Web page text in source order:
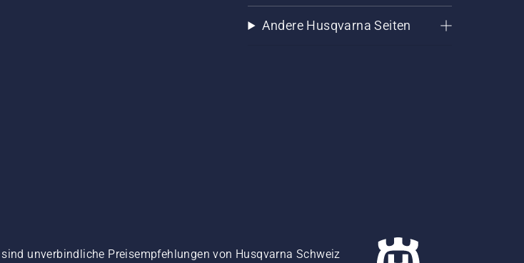
Andere Husqvarna Seiten
unverbindliche Preisempfehlungen von Husqvarna Schweiz